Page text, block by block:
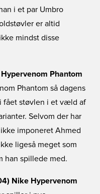
i et par Umbro
er altid
mindst disse
Phantom
Phantom så dagens
fået støvlen i et væld af
Selvom der har
imponeret Ahmed
ligeså meget som
han spillede med.
Nike Hypervenom